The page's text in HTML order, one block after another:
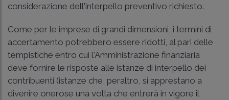
considerazione dell'interpello preventivo richiesto.
Come per le imprese di grandi dimensioni, i termini di
accertamento potrebbero essere ridotti, al pari delle
tempistiche entro cui l'Amministrazione finanziaria
deve fornire le risposte alle istanze di interpello dei
contribuenti (istanze che, peraltro, si apprestano a
divenire onerose una volta che entrerà in vigore il